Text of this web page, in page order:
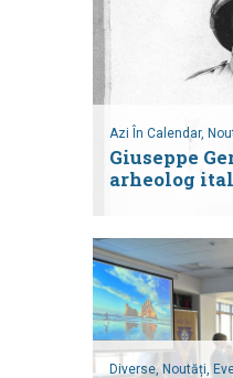
Azi În Calendar,
Giuseppe
arheolog
Diverse, Noutăți,